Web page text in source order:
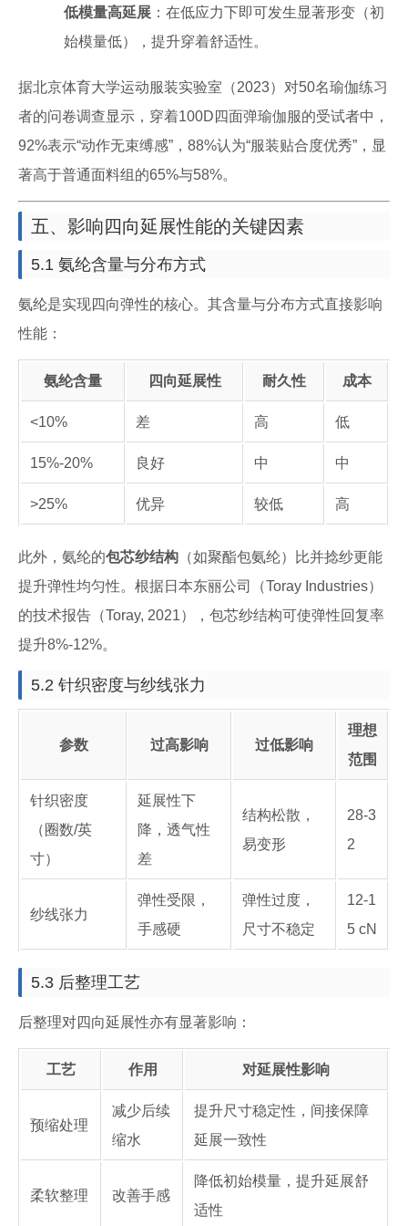
低模量高延展 ：在低应力下即可发生显著形变（初
始模量低），提升穿着舒适性。
据北京体育大学运动服装实验室（2023）对50名瑜伽练习
者的问卷调查显示，穿着100D四面弹瑜伽服的受试者中，
92%表示“动作无束缚感”，88%认为“服装贴合度优秀”，显
著高于普通面料组的65%与58%。
五、影响四向延展性能的关键因素
5.1 氨纶含量与分布方式
氨纶是实现四向弹性的核心。其含量与分布方式直接影响
性能：
氨纶含量 四向延展性 耐久性 成本
<10% 差 高 低
15%-20% 良好 中 中
>25% 优异 较低 高
此外，氨纶的包芯纱结构 （如聚酯包氨纶）比并捻纱更能
提升弹性均匀性。根据日本东丽公司（Toray Industries）
的技术报告（Toray, 2021），包芯纱结构可使弹性回复率
提升8%-12%。
5.2 针织密度与纱线张力
参数 过高影响 过低影响
理想
范围
针织密度
（圈数/英
寸）
延展性下
降，透气性
差
结构松散，
易变形
28-3
2
纱线张力
弹性受限，
手感硬
弹性过度，
尺寸不稳定
12-1
5 cN
5.3 后整理工艺
后整理对四向延展性亦有显著影响：
工艺 作用 对延展性影响
预缩处理
减少后续
缩水
提升尺寸稳定性，间接保障
延展一致性
柔软整理 改善手感
降低初始模量，提升延展舒
适性